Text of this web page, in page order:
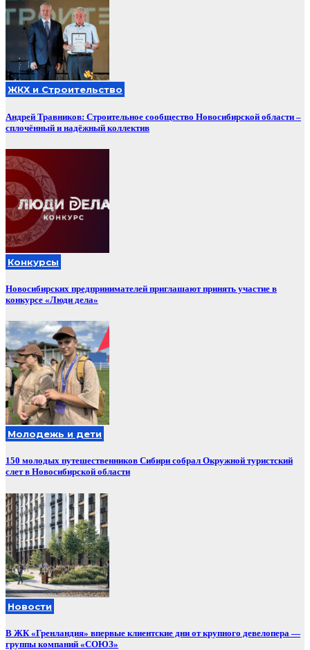
ЖКХ и Строительство
Андрей Травников: Строительное сообщество Новосибирской области –
сплочённый и надёжный коллектив
Конкурсы
Новосибирских предпринимателей приглашают принять участие в
конкурсе «Люди дела»
Молодежь и дети
150 молодых путешественников Сибири собрал Окружной туристский
слет в Новосибирской области
Новости
В ЖК «Гренландия» впервые клиентские дни от крупного девелопера —
группы компаний «СОЮЗ»